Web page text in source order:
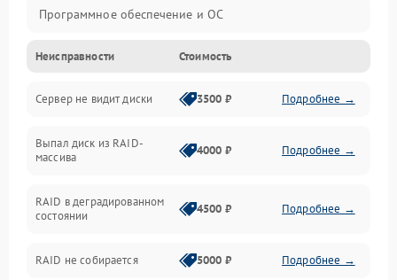
Программное обеспечение и ОС
Охлаждение и температура
Материнская плата и процессор
Сеть и коммуникации
Неисправности Стоимость
Сервер не видит диски 3500 ₽ Подробнее →
Выпал диск из RAID-
массива
4000 ₽ Подробнее →
RAID в деградированном
состоянии
4500 ₽ Подробнее →
RAID не собирается 5000 ₽ Подробнее →